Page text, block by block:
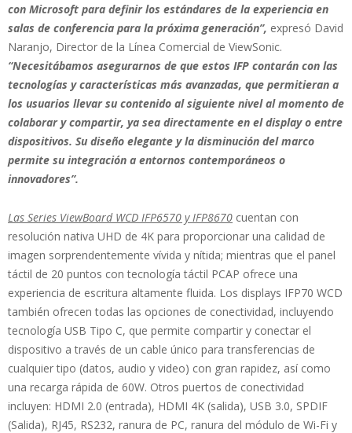
con Microsoft para definir los estándares de la experiencia en
salas de conferencia para la próxima generación”, expresó David
Naranjo, Director de la Línea Comercial de ViewSonic.
“Necesitábamos asegurarnos de que estos IFP contarán con las
tecnologías y características más avanzadas, que permitieran a
los usuarios llevar su contenido al siguiente nivel al momento de
colaborar y compartir, ya sea directamente en el display o entre
dispositivos. Su diseño elegante y la disminución del marco
permite su integración a entornos contemporáneos o
innovadores”.
Las Series ViewBoard WCD IFP6570 y IFP8670 cuentan con
resolución nativa UHD de 4K para proporcionar una calidad de
imagen sorprendentemente vívida y nítida; mientras que el panel
táctil de 20 puntos con tecnología táctil PCAP ofrece una
experiencia de escritura altamente fluida. Los displays IFP70 WCD
también ofrecen todas las opciones de conectividad, incluyendo
tecnología USB Tipo C, que permite compartir y conectar el
dispositivo a través de un cable único para transferencias de
cualquier tipo (datos, audio y video) con gran rapidez, así como
una recarga rápida de 60W. Otros puertos de conectividad
incluyen: HDMI 2.0 (entrada), HDMI 4K (salida), USB 3.0, SPDIF
(Salida), RJ45, RS232, ranura de PC, ranura del módulo de Wi-Fi y